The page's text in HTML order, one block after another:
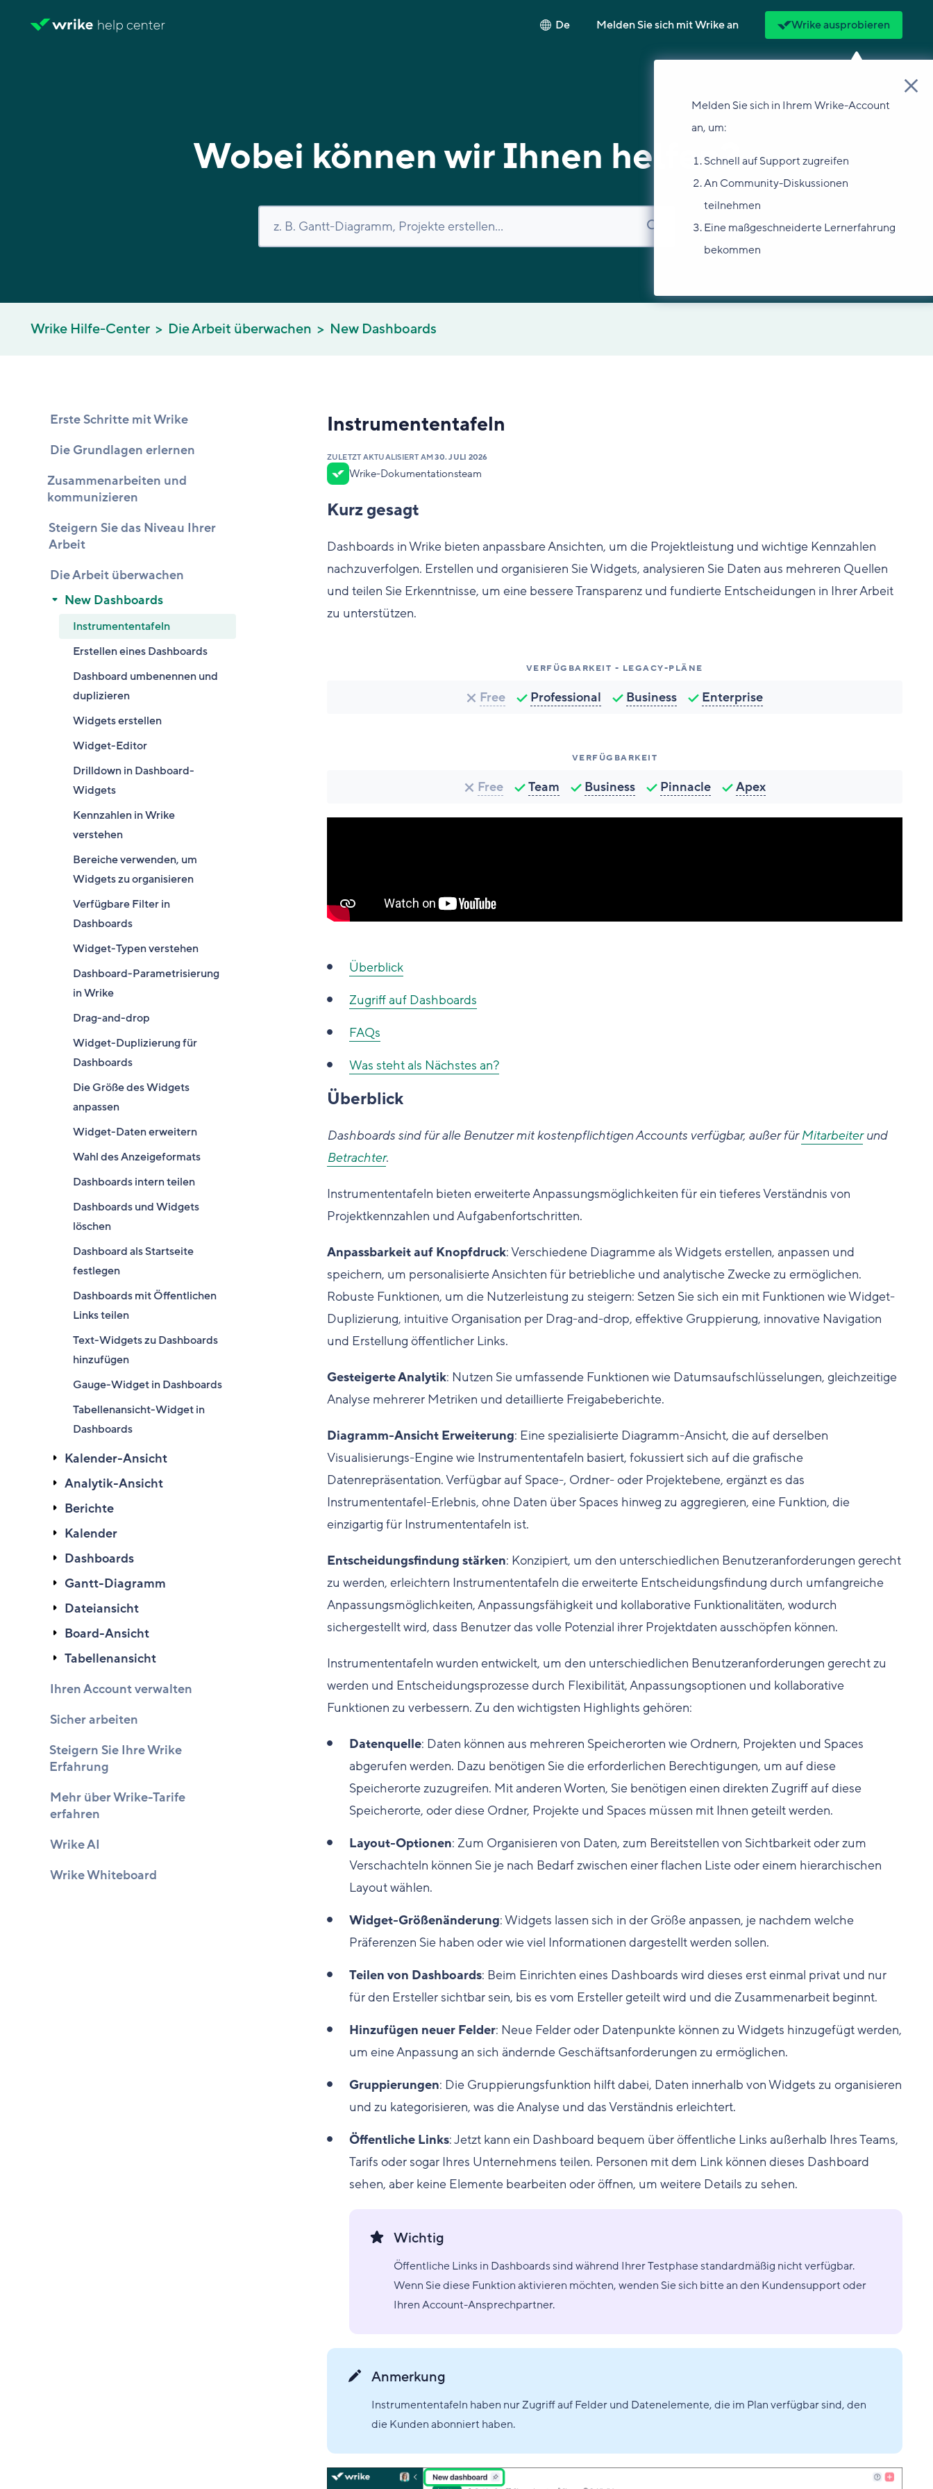
De Melden Sie sich mit Wrike an Wrike ausprobieren
Melden Sie sich in Ihrem Wrike-Account
an, um:
Schnell auf Support zugreifen
An Community-Diskussionen
teilnehmen
Eine maßgeschneiderte Lernerfahrung
bekommen
Wobei können wir Ihnen helfen?
Wrike Hilfe-Center Die Arbeit überwachen New Dashboards
Erste Schritte mit Wrike
Die Grundlagen erlernen
Zusammenarbeiten und
kommunizieren
Steigern Sie das Niveau Ihrer
Arbeit
Die Arbeit überwachen
New Dashboards
Instrumententafeln
Erstellen eines Dashboards
Dashboard umbenennen und
duplizieren
Widgets erstellen
Widget-Editor
Drilldown in Dashboard-
Widgets
Kennzahlen in Wrike
verstehen
Bereiche verwenden, um
Widgets zu organisieren
Verfügbare Filter in
Dashboards
Widget-Typen verstehen
Dashboard-Parametrisierung
in Wrike
Drag-and-drop
Widget-Duplizierung für
Dashboards
Die Größe des Widgets
anpassen
Widget-Daten erweitern
Wahl des Anzeigeformats
Dashboards intern teilen
Dashboards und Widgets
löschen
Dashboard als Startseite
festlegen
Dashboards mit Öffentlichen
Links teilen
Text-Widgets zu Dashboards
hinzufügen
Gauge-Widget in Dashboards
Tabellenansicht-Widget in
Dashboards
Kalender-Ansicht
Analytik-Ansicht
Berichte
Kalender
Dashboards
Gantt-Diagramm
Dateiansicht
Board-Ansicht
Tabellenansicht
Ihren Account verwalten
Sicher arbeiten
Steigern Sie Ihre Wrike
Erfahrung
Mehr über Wrike-Tarife
erfahren
Wrike AI
Wrike Whiteboard
Instrumententafeln
ZULETZT AKTUALISIERT AM30. JULI 2026
Wrike-Dokumentationsteam
Kurz gesagt
Dashboards in Wrike bieten anpassbare Ansichten, um die Projektleistung und wichtige Kennzahlen
nachzuverfolgen. Erstellen und organisieren Sie Widgets, analysieren Sie Daten aus mehreren Quellen
und teilen Sie Erkenntnisse, um eine bessere Transparenz und fundierte Entscheidungen in Ihrer Arbeit
zu unterstützen.
VERFÜGBARKEIT - LEGACY-PLÄNE
Free Professional Business Enterprise
VERFÜGBARKEIT
Free Team Business Pinnacle Apex
Überblick
Zugriff auf Dashboards
FAQs
Was steht als Nächstes an?
Überblick
Dashboards sind für alle Benutzer mit kostenpflichtigen Accounts verfügbar, außer fürMitarbeiter und
Betrachter.
Instrumententafeln bieten erweiterte Anpassungsmöglichkeiten für ein tieferes Verständnis von
Projektkennzahlen und Aufgabenfortschritten.
Anpassbarkeit auf Knopfdruck: Verschiedene Diagramme als Widgets erstellen, anpassen und
speichern, um personalisierte Ansichten für betriebliche und analytische Zwecke zu ermöglichen.
Robuste Funktionen, um die Nutzerleistung zu steigern: Setzen Sie sich ein mit Funktionen wie Widget-
Duplizierung, intuitive Organisation per Drag-and-drop, effektive Gruppierung, innovative Navigation
und Erstellung öffentlicher Links.
Gesteigerte Analytik: Nutzen Sie umfassende Funktionen wie Datumsaufschlüsselungen, gleichzeitige
Analyse mehrerer Metriken und detaillierte Freigabeberichte.
Diagramm-Ansicht Erweiterung: Eine spezialisierte Diagramm-Ansicht, die auf derselben
Visualisierungs-Engine wie Instrumententafeln basiert, fokussiert sich auf die grafische
Datenrepräsentation. Verfügbar auf Space-, Ordner- oder Projektebene, ergänzt es das
Instrumententafel-Erlebnis, ohne Daten über Spaces hinweg zu aggregieren, eine Funktion, die
einzigartig für Instrumententafeln ist.
Entscheidungsfindung stärken: Konzipiert, um den unterschiedlichen Benutzeranforderungen gerecht
zu werden, erleichtern Instrumententafeln die erweiterte Entscheidungsfindung durch umfangreiche
Anpassungsmöglichkeiten, Anpassungsfähigkeit und kollaborative Funktionalitäten, wodurch
sichergestellt wird, dass Benutzer das volle Potenzial ihrer Projektdaten ausschöpfen können.
Instrumententafeln wurden entwickelt, um den unterschiedlichen Benutzeranforderungen gerecht zu
werden und Entscheidungsprozesse durch Flexibilität, Anpassungsoptionen und kollaborative
Funktionen zu verbessern. Zu den wichtigsten Highlights gehören:
Datenquelle: Daten können aus mehreren Speicherorten wie Ordnern, Projekten und Spaces
abgerufen werden. Dazu benötigen Sie die erforderlichen Berechtigungen, um auf diese
Speicherorte zuzugreifen. Mit anderen Worten, Sie benötigen einen direkten Zugriff auf diese
Speicherorte, oder diese Ordner, Projekte und Spaces müssen mit Ihnen geteilt werden.
Layout-Optionen: Zum Organisieren von Daten, zum Bereitstellen von Sichtbarkeit oder zum
Verschachteln können Sie je nach Bedarf zwischen einer flachen Liste oder einem hierarchischen
Layout wählen.
Widget-Größenänderung: Widgets lassen sich in der Größe anpassen, je nachdem welche
Präferenzen Sie haben oder wie viel Informationen dargestellt werden sollen.
Teilen von Dashboards: Beim Einrichten eines Dashboards wird dieses erst einmal privat und nur
für den Ersteller sichtbar sein, bis es vom Ersteller geteilt wird und die Zusammenarbeit beginnt.
Hinzufügen neuer Felder: Neue Felder oder Datenpunkte können zu Widgets hinzugefügt werden,
um eine Anpassung an sich ändernde Geschäftsanforderungen zu ermöglichen.
Gruppierungen: Die Gruppierungsfunktion hilft dabei, Daten innerhalb von Widgets zu organisieren
und zu kategorisieren, was die Analyse und das Verständnis erleichtert.
Öffentliche Links: Jetzt kann ein Dashboard bequem über öffentliche Links außerhalb Ihres Teams,
Tarifs oder sogar Ihres Unternehmens teilen. Personen mit dem Link können dieses Dashboard
sehen, aber keine Elemente bearbeiten oder öffnen, um weitere Details zu sehen.
Wichtig
Öffentliche Links in Dashboards sind während Ihrer Testphase standardmäßig nicht verfügbar.
Wenn Sie diese Funktion aktivieren möchten, wenden Sie sich bitte an den Kundensupport oder
Ihren Account-Ansprechpartner.
Anmerkung
Instrumententafeln haben nur Zugriff auf Felder und Datenelemente, die im Plan verfügbar sind, den
die Kunden abonniert haben.